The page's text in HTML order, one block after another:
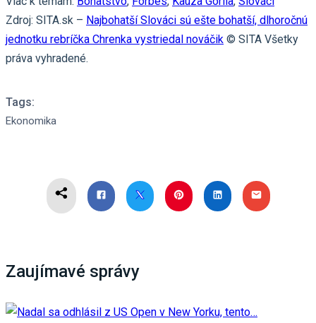
Zdroj: SITA.sk – Najbohatší Slováci sú ešte bohatší, dlhoročnú
jednotku rebríčka Chrenka vystriedal nováčik © SITA Všetky
práva vyhradené.
Tags:
Ekonomika
Zaujímavé správy